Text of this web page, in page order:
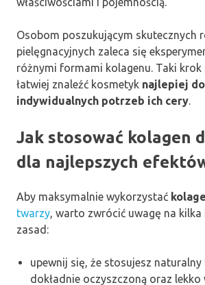
Osobom poszukującym skutecznych
pielęgnacyjnych zaleca się
różnymi formami kolagenu. Taki
łatwiej znaleźć kosmetyk najlepiej
indywidualnych potrzeb ich cery.
Jak stosować kolagen
dla najlepszych
Aby maksymalnie wykorzystać
twarzy, warto zwrócić uwagę na kilka
zasad:
upewnij się, że stosujesz naturalny
dokładnie oczyszczoną oraz